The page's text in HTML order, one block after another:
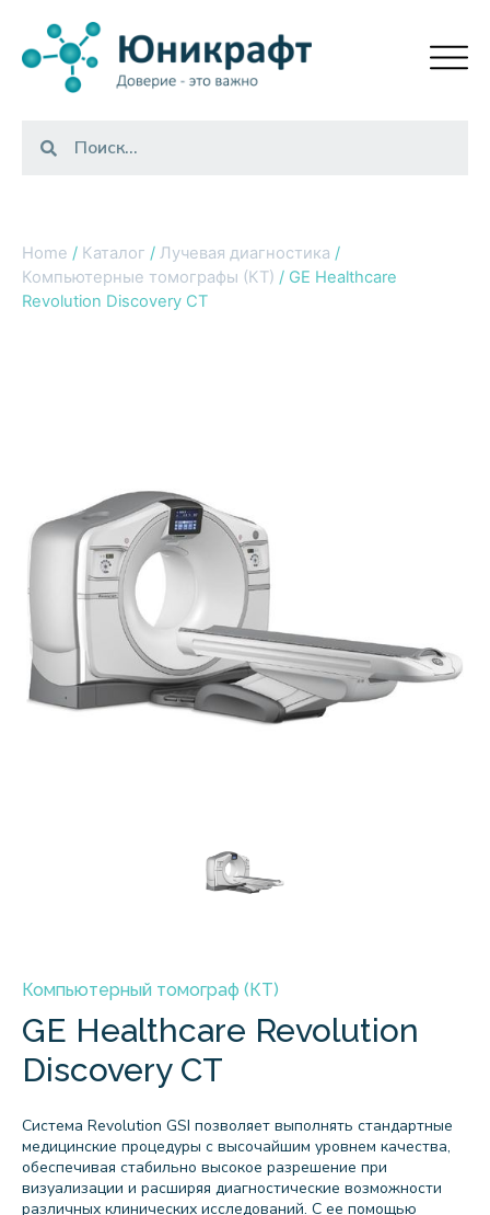
Home / Каталог / Лучевая диагностика /
Компьютерные томографы (КТ) / GE Healthcare
Revolution Discovery CT
Компьютерный томограф (КТ)
GE Healthcare Revolution
Discovery CT
Система Revolution GSI позволяет выполнять стандартные
медицинские процедуры с высочайшим уровнем качества,
обеспечивая стабильно высокое разрешение при
визуализации и расширяя диагностические возможности
различных клинических исследований. С ее помощью